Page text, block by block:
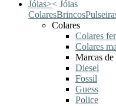
Jóias>< Jóias
ColaresBrincos
Colares
Colares
Colares
Marcas de
Diesel
Fossil
Guess
Police